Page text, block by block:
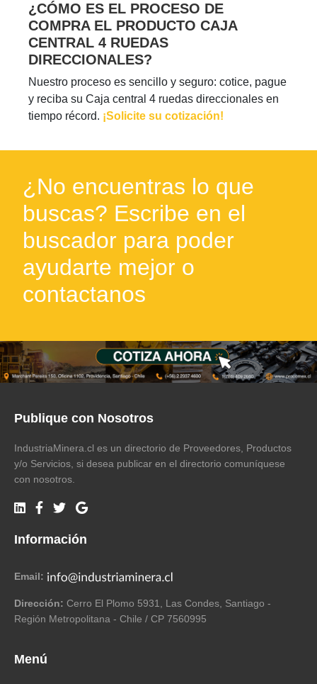
¿CÓMO ES EL PROCESO DE
COMPRA EL PRODUCTO CAJA
CENTRAL 4 RUEDAS
DIRECCIONALES?
Nuestro proceso es sencillo y seguro: cotice, pague
y reciba su Caja central 4 ruedas direccionales en
tiempo récord. ¡Solicite su cotización!
¿No encuentras lo que
buscas? Escribe en el
buscador para poder
ayudarte mejor o
contactanos
Publique con Nosotros
IndustriaMinera.cl es un directorio de Proveedores, Productos
y/o Servicios, si desea publicar en el directorio comuníquese
con nosotros.
Información
Email:
Dirección: Cerro El Plomo 5931, Las Condes, Santiago -
Región Metropolitana - Chile / CP 7560995
Menú